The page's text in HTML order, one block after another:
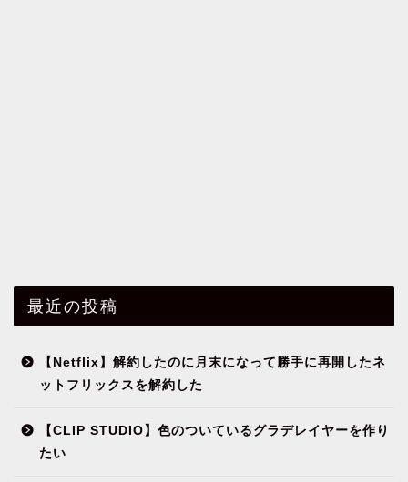
最近の投稿
【Netflix】解約したのに月末になって勝手に再開したネ
ットフリックスを解約した
【CLIP STUDIO】色のついているグラデレイヤーを作り
たい